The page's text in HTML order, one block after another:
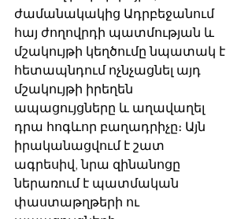
ժամանակակից Ադրբեջանում
հայ ժողովրդի պատմության և
մշակույթի կեղծումը նպատակ է
հետապնդում ոչնչացնել այդ
մշակույթի իրեղեն
ապացույցները և աղավաղել
դրա հոգևոր բաղադրիչը։ Այն
իրականացվում է շատ
ագրեսիվ, նրա զինանոցը
ներառում է պատմական
փաստաթղթերի ու